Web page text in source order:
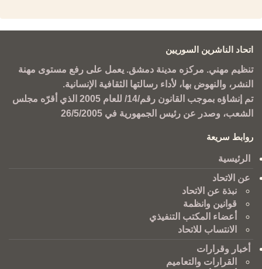
اتحاد الناشرين السوريين
تنظيم مهني. مركزه مدينة دمشق. يعمل على رفع مستوى مهنة
النشر، والنهوض بها، لأداء رسالتها الثقافية الإنسانية.
تم إنشاؤه بموجب القانون رقم/14/ للعام 2005 الذي أقرّه مجلس
الشعب، وصدر عن رئيس الجمهورية في 26/5/2005
روابط سريعة
الرئيسية
عن الاتحاد
نبذة عن الاتحاد
قوانين وانظمة
أعضاء المكتب التنفيذي
الانتساب للاتحاد
أخبار وقرارات
القرارات والتعاميم